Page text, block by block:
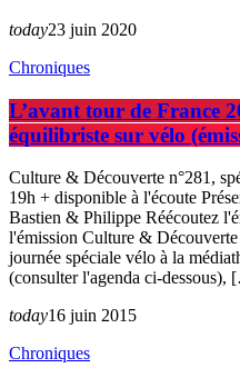
today23 juin 2020
Chroniques
L’avant tour de France
équilibriste sur vélo
Culture & Découverte n°281,
19h + disponible à l'écoute
Bastien & Philippe Réécoutez
l'émission Culture &
journée spéciale vélo à la
(consulter l'agenda ci-
today16 juin 2015
Chroniques